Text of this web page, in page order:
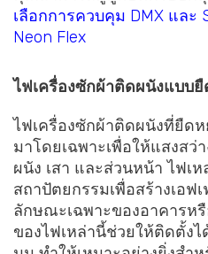
เลือกการควบคุม DMX และ
Neon Flex
ไฟเครื่องซักผ้าติดผนังแบบ
ไฟเครื่องซักผ้าติดผนังที่ยืด
มาโดยเฉพาะเพื่อให้แสงส
ผนัง เสา และส่วนหน้า ไฟเ
สถาปัตยกรรมเพื่อสร้างเอฟ
ลักษณะเฉพาะของอาคารห
ของไฟเหล่านี้ช่วยให้ติดตั้ง